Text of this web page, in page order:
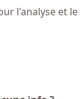
l'analyse et le